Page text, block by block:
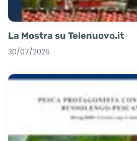
La Mostra su Telenuovo.it
30/07/2026